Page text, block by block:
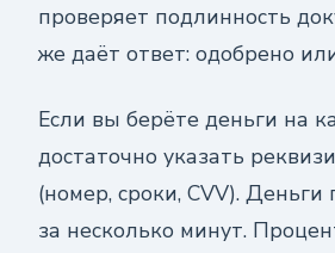
проверяет подлинность
же даёт ответ: одобрено
Если вы берёте деньги на
достаточно указать
(номер, сроки, CVV).
за несколько минут.